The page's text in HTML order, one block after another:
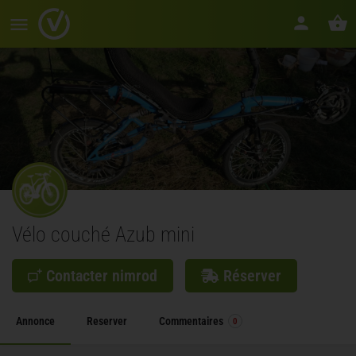
Vélo couché Azub mini
Contacter nimrod Réserver
Annonce Reserver Commentaires 0